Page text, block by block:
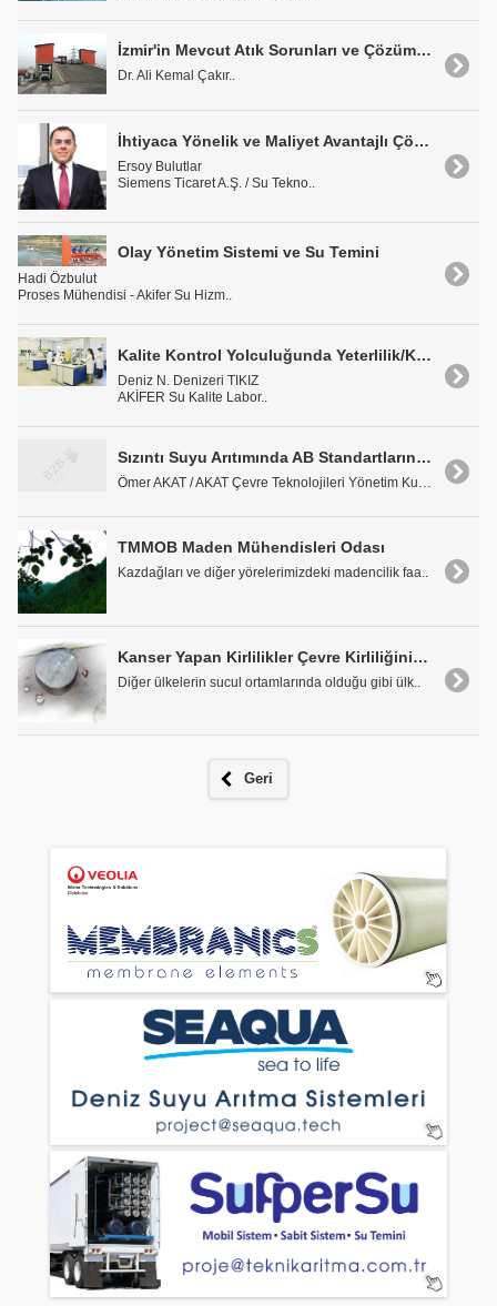
İzmir'in Mevcut Atık Sorunları ve Çözüm Önerileri(*)
Dr. Ali Kemal Çakır..
İhtiyaca Yönelik ve Maliyet Avantajlı Çözümler Sunuyoruz
Ersoy Bulutlar
Siemens Ticaret A.Ş. / Su Tekno..
Olay Yönetim Sistemi ve Su Temini
Hadi Özbulut
Proses Mühendisi - Akifer Su Hizm..
Kalite Kontrol Yolculuğunda Yeterlilik/Karşılaştırma Testleri
Deniz N. Denizeri TIKIZ
AKİFER Su Kalite Labor..
Sızıntı Suyu Arıtımında AB Standartlarının Gerisindeyiz!..
TMMOB Maden Mühendisleri Odası
Kazdağları ve diğer yörelerimizdeki madencilik faa..
Kanser Yapan Kirlilikler Çevre Kirliliğinin Deniz ve Tatlısu Canlıları Üzerindeki Etkisi
Diğer ülkelerin sucul ortamlarında olduğu gibi ülk..
Geri